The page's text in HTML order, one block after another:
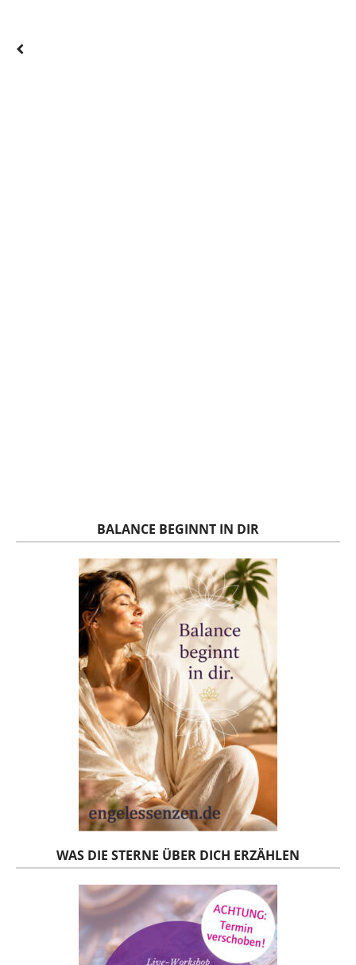
BALANCE BEGINNT IN DIR
WAS DIE STERNE ÜBER DICH ERZÄHLEN